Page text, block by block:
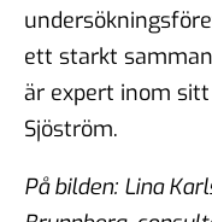
ett starkt
är expert inom
Sjöström.
På bilden: Lina